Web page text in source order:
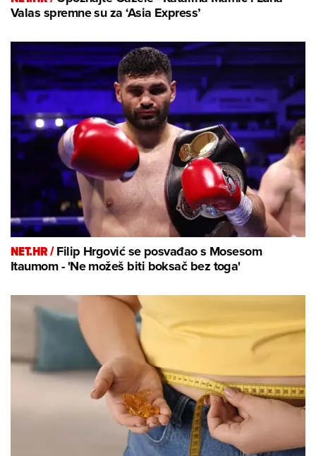
Valas spremne su za ‘Asia Express’
NET.HR /Filip Hrgović se posvađao s Mosesom
Itaumom - 'Ne možeš biti boksač bez toga'